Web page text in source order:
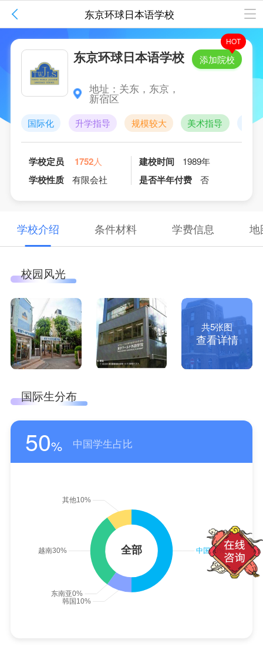
 东京环球日本语学校
东京环球日本语学校
地址：关东，东京，
新宿区
HOT
添加院校
国际化 升学指导 规模较大 美术指导 就
学校定员 1752人
学校性质 有限会社
建校时间 1989年
是否半年付费 否
学校介绍 条件材料 学费信息 地
校园风光
共5张图
查看详情
国际生分布
50% 中国学生占比
全部
1/5